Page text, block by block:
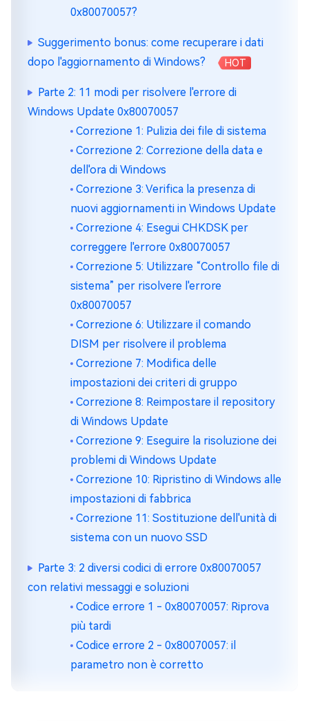
0x80070057?
Suggerimento bonus: come recuperare i dati
dopo l'aggiornamento di Windows?
HOT
Parte 2: 11 modi per risolvere l'errore di
Windows Update 0x80070057
Correzione 1: Pulizia dei file di sistema
Correzione 2: Correzione della data e
dell'ora di Windows
Correzione 3: Verifica la presenza di
nuovi aggiornamenti in Windows Update
Correzione 4: Esegui CHKDSK per
correggere l'errore 0x80070057
Correzione 5: Utilizzare “Controllo file di
sistema” per risolvere l'errore
0x80070057
Correzione 6: Utilizzare il comando
DISM per risolvere il problema
Correzione 7: Modifica delle
impostazioni dei criteri di gruppo
Correzione 8: Reimpostare il repository
di Windows Update
Correzione 9: Eseguire la risoluzione dei
problemi di Windows Update
Correzione 10: Ripristino di Windows alle
impostazioni di fabbrica
Correzione 11: Sostituzione dell'unità di
sistema con un nuovo SSD
Parte 3: 2 diversi codici di errore 0x80070057
con relativi messaggi e soluzioni
Codice errore 1 - 0x80070057: Riprova
più tardi
Codice errore 2 - 0x80070057: il
parametro non è corretto